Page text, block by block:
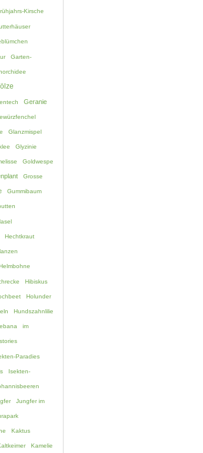
Kirsche
Garten-
Geranie
Glanzmispel
Glyzinie
Goldwespe
Grosse
Gummibaum
Hechtkraut
Hibiskus
Holunder
Hundszahnlilie
im
Paradies
Isekten-
Jungfer im
Kaktus
Kamelie